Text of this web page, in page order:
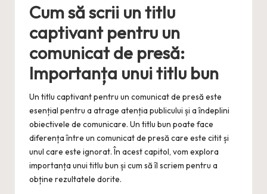
Cum să scrii un titlu
captivant pentru un
comunicat de presă:
Importanța unui titlu bun
Un titlu captivant pentru un comunicat de presă este
esențial pentru a atrage atenția publicului și a îndeplini
obiectivele de comunicare. Un titlu bun poate face
diferența între un comunicat de presă care este citit și
unul care este ignorat. În acest capitol, vom explora
importanța unui titlu bun și cum să îl scriem pentru a
obține rezultatele dorite.